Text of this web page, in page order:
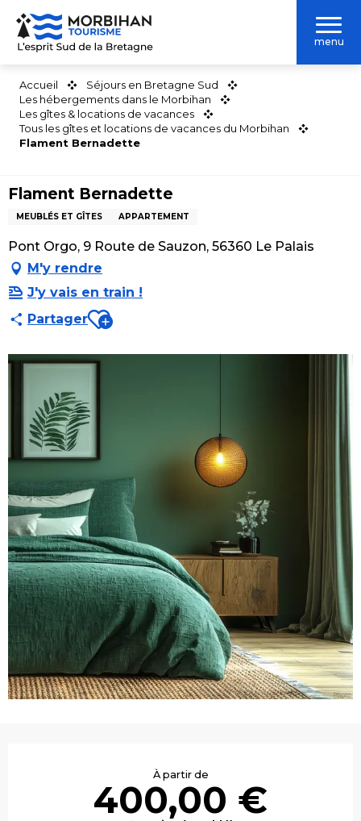
Aller
contenu
menu
Accueil
Séjours en Bretagne Sud
Les hébergements dans le Morbihan
Les gîtes & locations de vacances
Tous les gîtes et locations de vacances du Morbihan
Flament Bernadette
Flament Bernadette
MEUBLÉS ET GÎTES APPARTEMENT
Pont Orgo, 9 Route de Sauzon, 56360 Le Palais
M'y rendre
J'y vais en train !
PartagerAjouter aux favoris
À partir de
400,00 €